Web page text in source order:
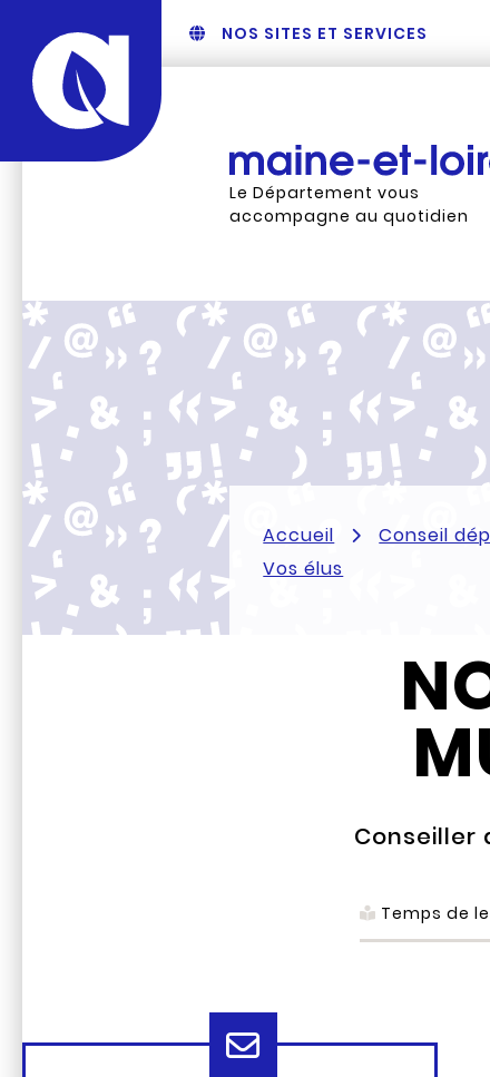
NOS SITES ET SERVICES
Le Département vous
accompagne au quotidien
Accueil Conseil
Vos élus
Temps de